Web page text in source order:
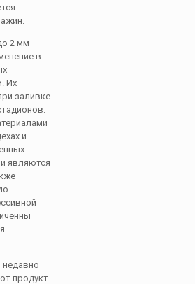
2 мм
в
Их
заливке
и
являются
недавно
продукт